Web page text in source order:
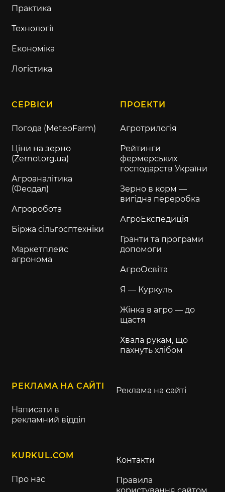
Практика
Технології
Економіка
Логістика
СЕРВІСИ
Погода (MeteoFarm)
Ціни на зерно
(Zernotorg.ua)
Агроаналітика
(Феодал)
Агроробота
Біржа сільгосптехніки
Маркетплейс
агронома
ПРОЕКТИ
Агротрилогія
Рейтинги
фермерських
господарств України
Зерно в корм —
вигідна переробка
АгроЕкспедиція
Гранти та програми
допомоги
АгроОсвіта
Я — Куркуль
Жінка в агро — до
щастя
Хвала рукам, що
пахнуть хлібом
РЕКЛАМА НА САЙТІ
Написати в
рекламний відділ
Реклама на сайті
KURKUL.COM
Про нас
Контакти
Правила